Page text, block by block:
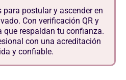
postular y ascender en
Con verificación QR y
que respaldan tu confianza.
con una acreditación
y confiable.